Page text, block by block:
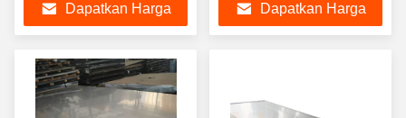
316 316L Jaminan bahan
Dapatkan Harga
Lembar Selesai
Dapatkan Harga